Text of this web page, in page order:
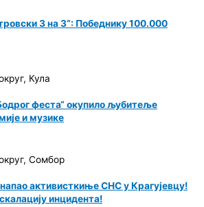
3 на 3“: Победнику 100.000
, Кула
феста“ окупило љубитеље
и музике
, Сомбор
активисткиње СНС у Крагујевцу!
инцидента!